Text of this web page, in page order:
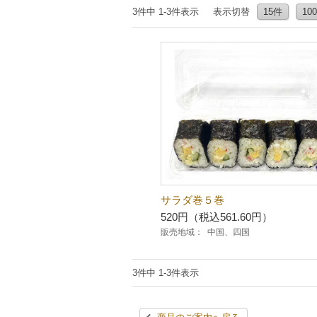
3件中 1-3件表示 表示切替 15件
サラダ巻５巻
520円（税込561.60円）
販売地域： 中国、四国
3件中 1-3件表示